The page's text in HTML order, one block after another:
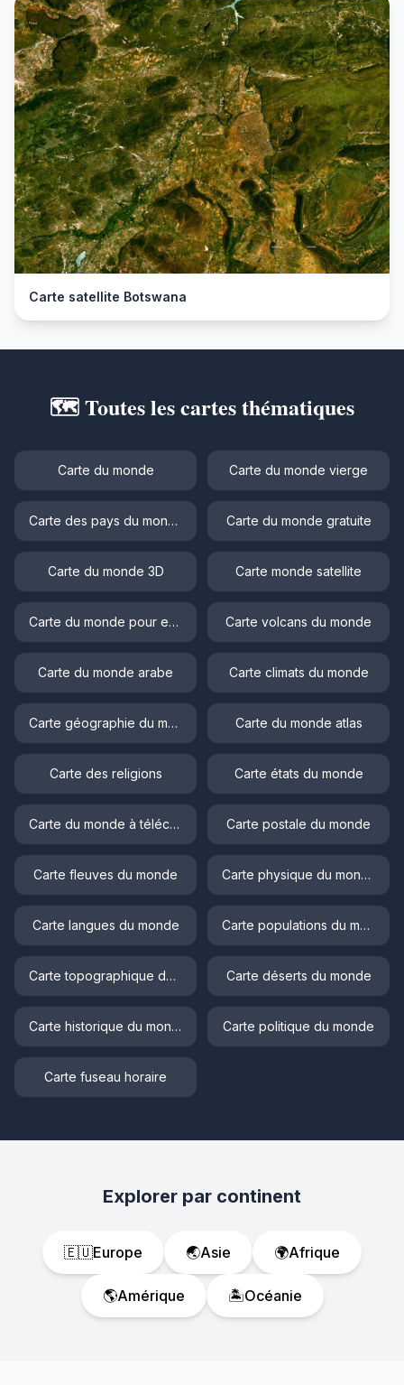
Carte satellite Botswana
🗺️ Toutes les cartes thématiques
Carte du monde Carte du monde vierge
Carte des pays du monde Carte du monde gratuite
Carte du monde 3D Carte monde satellite
Carte du monde pour enfant Carte volcans du monde
Carte du monde arabe Carte climats du monde
Carte géographie du monde Carte du monde atlas
Carte des religions Carte états du monde
Carte du monde à télécharger Carte postale du monde
Carte fleuves du monde Carte physique du monde
Carte langues du monde Carte populations du monde
Carte topographique du monde Carte déserts du monde
Carte historique du monde Carte politique du monde
Carte fuseau horaire
Explorer par continent
🇪🇺Europe 🌏Asie 🌍Afrique
🌎Amérique 🏝️Océanie